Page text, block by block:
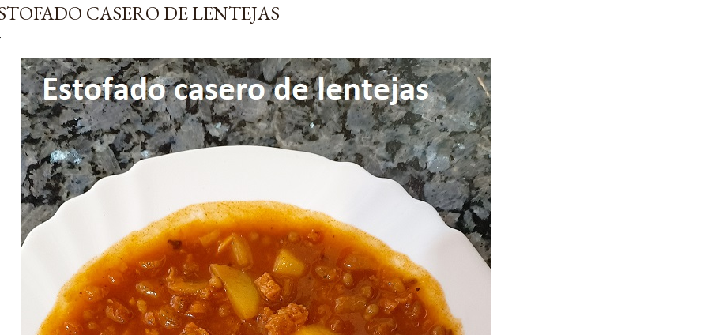
CASERO DE LENTEJAS